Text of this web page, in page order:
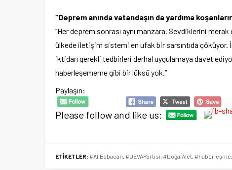
“Deprem anında vatandaşın da yardıma
“Her deprem sonrası aynı manzara. Sevdiklerini
ülkede iletişim sistemi en ufak bir sarsıntıda
iktidarı gerekli tedbirleri derhal uygulamaya davet
haberleşememe gibi bir lüksü yok.”
Paylaşın:
Please follow and like us:
ETİKETLER: #AliBabacan, #DEVAPartisi, #DoğalAfet, #haberleşme,